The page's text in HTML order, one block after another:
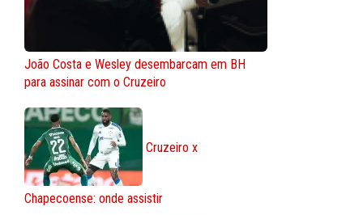
João Costa e Wesley desembarcam em BH
para assinar com o Cruzeiro
Cruzeiro x
Chapecoense: onde assistir